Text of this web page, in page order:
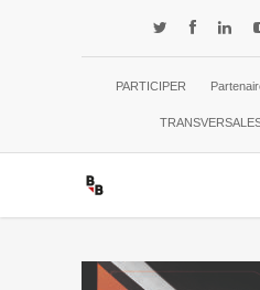
PARTICIPER